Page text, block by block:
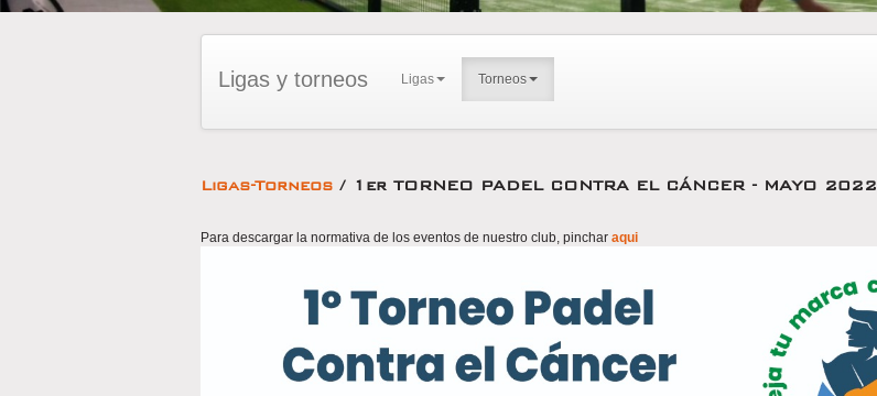
Ligas y torneos Ligas Torneos
Ligas-Torneos / 1er TORNEO PADEL CONTRA EL CÁNCER - MAYO 2022
Para descargar la normativa de los eventos de nuestro club, pinchar aqui